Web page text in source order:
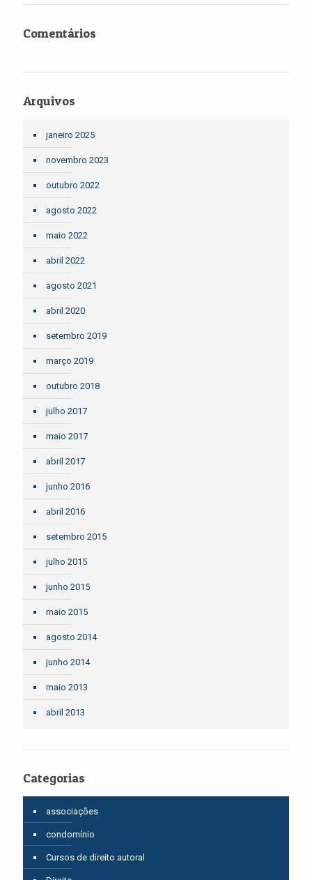
Comentários
Arquivos
janeiro 2025
novembro 2023
outubro 2022
agosto 2022
maio 2022
abril 2022
agosto 2021
abril 2020
setembro 2019
março 2019
outubro 2018
julho 2017
maio 2017
abril 2017
junho 2016
abril 2016
setembro 2015
julho 2015
junho 2015
maio 2015
agosto 2014
junho 2014
maio 2013
abril 2013
Categorias
associações
condomínio
Cursos de direito autoral